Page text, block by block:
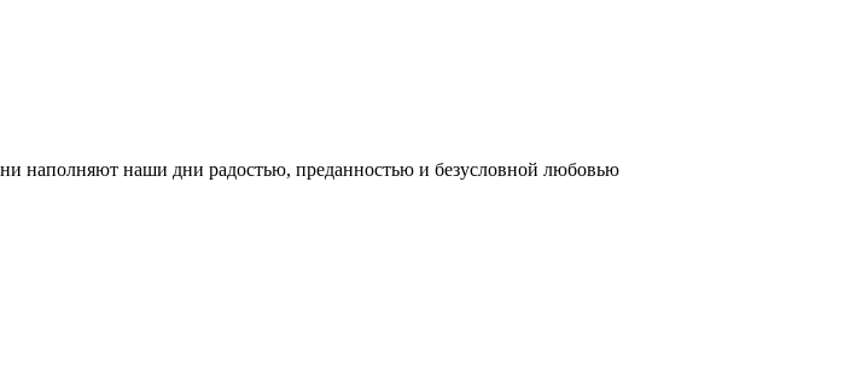
наполняют наши дни радостью, преданностью и безусловной любовью